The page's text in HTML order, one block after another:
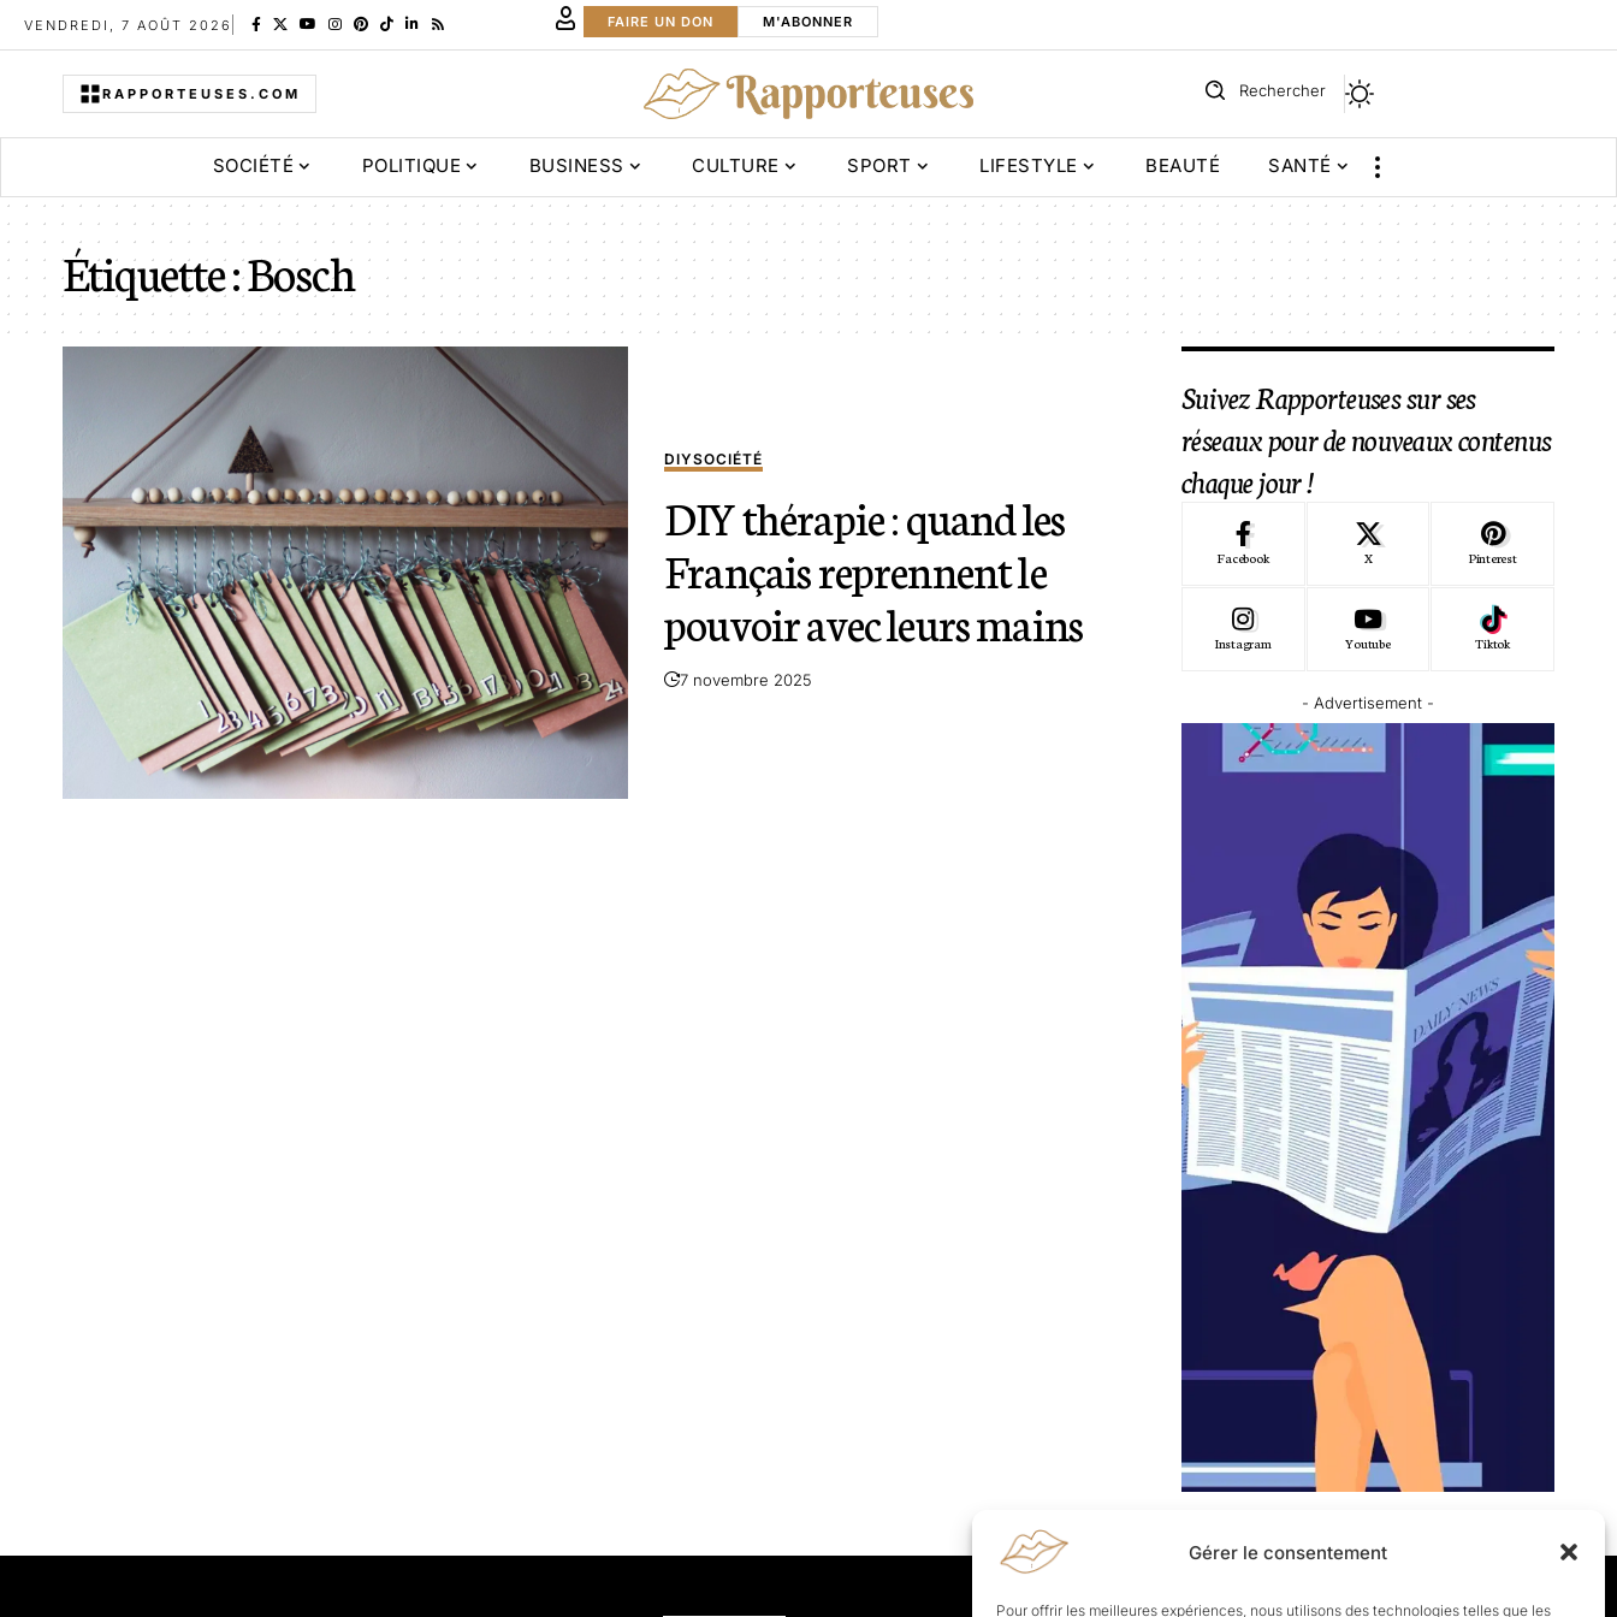
Gérer le consentement
Pour offrir les meilleures expériences, nous utilisons des technologies telles que les
VENDREDI, 7 AOÛT 2026 FAIRE UN DON M'ABONNER
RAPPORTEUSES.COM Rechercher
SOCIÉTÉ POLITIQUE BUSINESS CULTURE SPORT LIFESTYLE BEAUTÉ SANTÉ
Étiquette :Bosch
DIYSOCIÉTÉ
DIY thérapie : quand les
Français reprennent le
pouvoir avec leurs mains
7 novembre 2025
Suivez Rapporteuses sur ses
réseaux pour de nouveaux contenus
chaque jour !
Facebook X Pinterest
Instagram Youtube Tiktok
- Advertisement -